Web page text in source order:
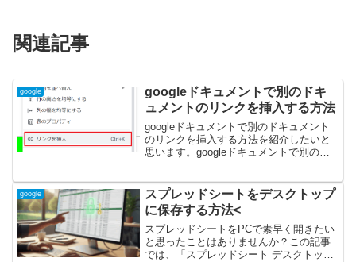
関連記事
google
googleドキュメントで別のドキ
ュメントのリンクを挿入する方法
googleドキュメントで別のドキュメント
のリンクを挿入する方法を紹介したいと
思います。googleドキュメントで別のド
態で、右クリック→リンクを挿入を選
択。２、リンク...
google
スプレッドシートをデスクトップ
に保存する方法<
スプレッドシートをPCで素早く開きたい
と思ったことはありませんか？この記事
では、「スプレッドシート デスクトップ